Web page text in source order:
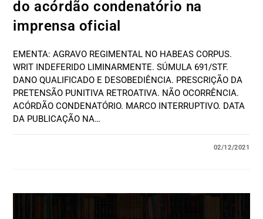
do acórdão condenatório na
imprensa oficial
EMENTA: AGRAVO REGIMENTAL NO HABEAS CORPUS.
WRIT INDEFERIDO LIMINARMENTE. SÚMULA 691/STF.
DANO QUALIFICADO E DESOBEDIÊNCIA. PRESCRIÇÃO DA
PRETENSÃO PUNITIVA RETROATIVA. NÃO OCORRÊNCIA.
ACÓRDÃO CONDENATÓRIO. MARCO INTERRUPTIVO. DATA
DA PUBLICAÇÃO NA…
02/12/2021